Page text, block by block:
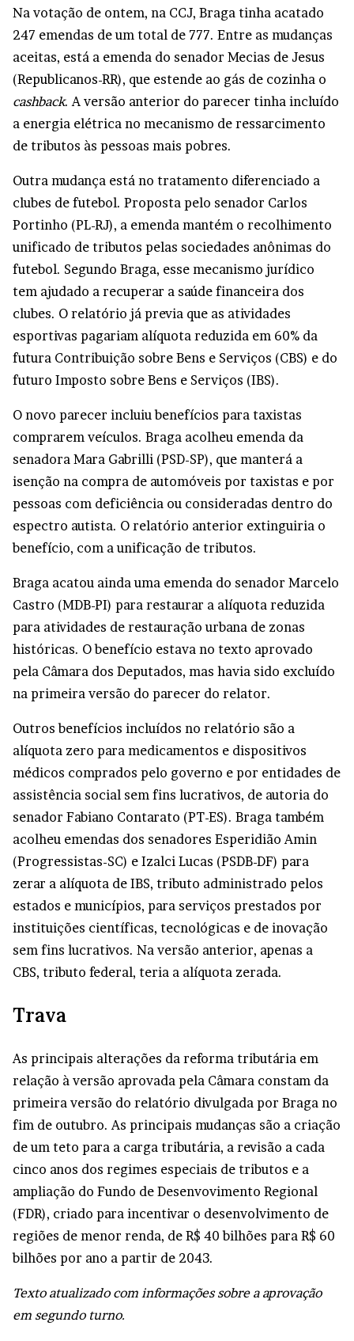
Na votação de ontem, na CCJ, Braga tinha acatado
247 emendas de um total de 777. Entre as mudanças
aceitas, está a emenda do senador Mecias de Jesus
(Republicanos-RR), que estende ao gás de cozinha o
cashback. A versão anterior do parecer tinha incluído
a energia elétrica no mecanismo de ressarcimento
de tributos às pessoas mais pobres.
Outra mudança está no tratamento diferenciado a
clubes de futebol. Proposta pelo senador Carlos
Portinho (PL-RJ), a emenda mantém o recolhimento
unificado de tributos pelas sociedades anônimas do
futebol. Segundo Braga, esse mecanismo jurídico
tem ajudado a recuperar a saúde financeira dos
clubes. O relatório já previa que as atividades
esportivas pagariam alíquota reduzida em 60% da
futura Contribuição sobre Bens e Serviços (CBS) e do
futuro Imposto sobre Bens e Serviços (IBS).
O novo parecer incluiu benefícios para taxistas
comprarem veículos. Braga acolheu emenda da
senadora Mara Gabrilli (PSD-SP), que manterá a
isenção na compra de automóveis por taxistas e por
pessoas com deficiência ou consideradas dentro do
espectro autista. O relatório anterior extinguiria o
benefício, com a unificação de tributos.
Braga acatou ainda uma emenda do senador Marcelo
Castro (MDB-PI) para restaurar a alíquota reduzida
para atividades de restauração urbana de zonas
históricas. O benefício estava no texto aprovado
pela Câmara dos Deputados, mas havia sido excluído
na primeira versão do parecer do relator.
Outros benefícios incluídos no relatório são a
alíquota zero para medicamentos e dispositivos
médicos comprados pelo governo e por entidades de
assistência social sem fins lucrativos, de autoria do
senador Fabiano Contarato (PT-ES). Braga também
acolheu emendas dos senadores Esperidião Amin
(Progressistas-SC) e Izalci Lucas (PSDB-DF) para
zerar a alíquota de IBS, tributo administrado pelos
estados e municípios, para serviços prestados por
instituições científicas, tecnológicas e de inovação
sem fins lucrativos. Na versão anterior, apenas a
CBS, tributo federal, teria a alíquota zerada.
Trava
As principais alterações da reforma tributária em
relação à versão aprovada pela Câmara constam da
primeira versão do relatório divulgada por Braga no
fim de outubro. As principais mudanças são a criação
de um teto para a carga tributária, a revisão a cada
cinco anos dos regimes especiais de tributos e a
ampliação do Fundo de Desenvovimento Regional
(FDR), criado para incentivar o desenvolvimento de
regiões de menor renda, de R$ 40 bilhões para R$ 60
bilhões por ano a partir de 2043.
Texto atualizado com informações sobre a aprovação
em segundo turno.